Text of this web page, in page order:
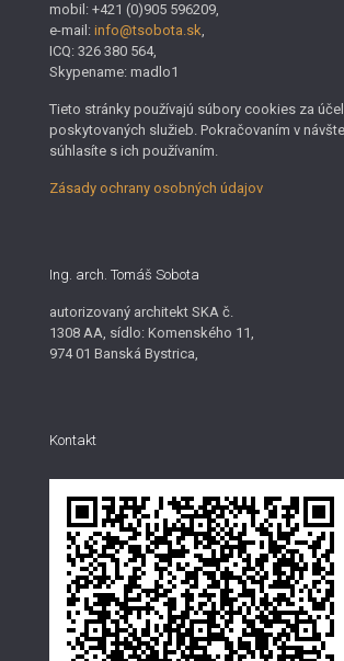
mobil: +421 (0)905 596209,
e-mail: info@tsobota.sk,
ICQ: 326 380 564,
Skypename: madlo1
Tieto stránky používajú súbory cookies za
poskytovaných služieb. Pokračovaním v
súhlasíte s ich používaním.
Zásady ochrany osobných údajov
Ing. arch. Tomáš Sobota
autorizovaný architekt SKA č.
1308 AA, sídlo: Komenského 11,
974 01 Banská Bystrica,
Kontakt